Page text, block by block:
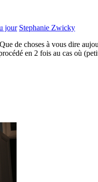
jour Stephanie Zwicky
de choses à vous dire
en 2 fois au cas où